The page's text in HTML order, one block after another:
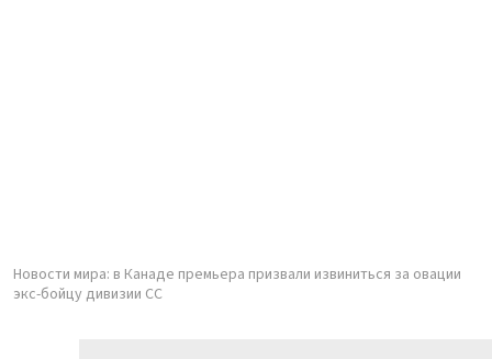
Новости мира: в Канаде премьера призвали извиниться за овации
экс-бойцу дивизии СС